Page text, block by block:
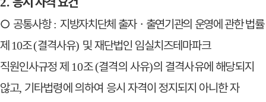
○ 공통사항: 지방자치단체 출자ㆍ 출연기관의 운영에 관한 법률
제 10조(결격사유) 및 재단법인 임실치즈테마파크
직원인사규정 제 10조(결격의 사유)의 결격사유에 해당되지
않고, 기타법령에 의하여 응시 자격이 정지되지 아니한 자